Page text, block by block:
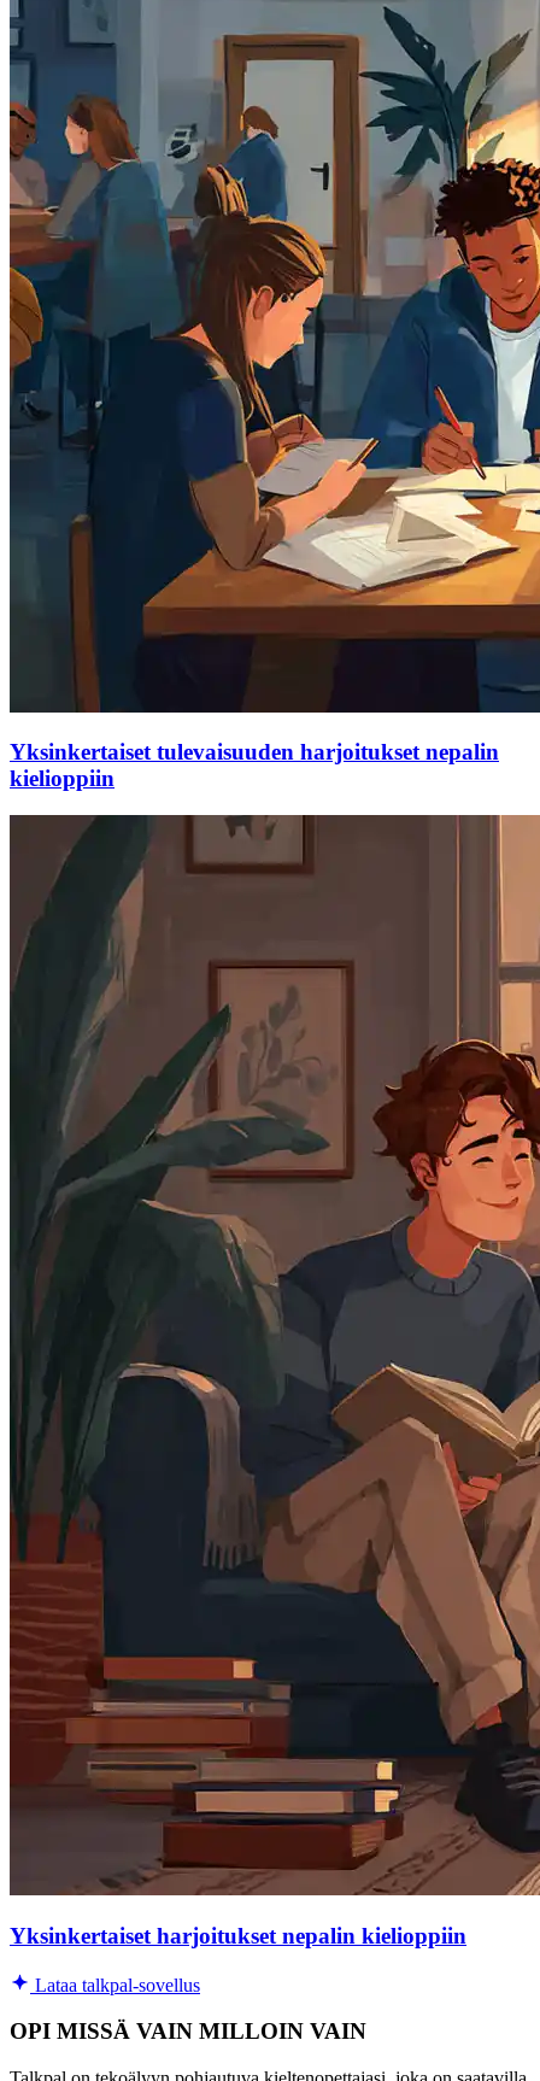
Yksinkertaiset tulevaisuuden harjoitukset nepalin
kielioppiin
Yksinkertaiset harjoitukset nepalin kielioppiin
Lataa talkpal-sovellus
OPI MISSÄ VAIN MILLOIN VAIN